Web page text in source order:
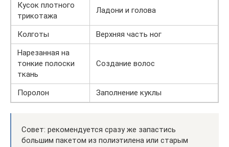
Кусок плотного
трикотажа
Ладони и голова
Колготы
Верхняя часть ног
Нарезанная на
тонкие полоски
ткань
Создание волос
Поролон Заполнение куклы
Совет: рекомендуется сразу же запастись
большим пакетом из полиэтилена или старым